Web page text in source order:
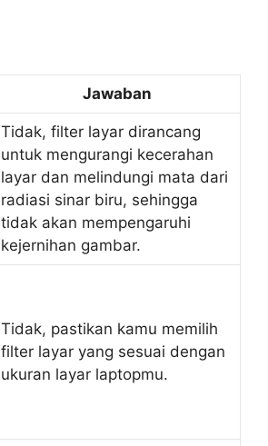
Jawaban
Tidak, filter layar dirancang
untuk mengurangi kecerahan
layar dan melindungi mata dari
radiasi sinar biru, sehingga
tidak akan mempengaruhi
kejernihan gambar.
Tidak, pastikan kamu memilih
filter layar yang sesuai dengan
ukuran layar laptopmu.